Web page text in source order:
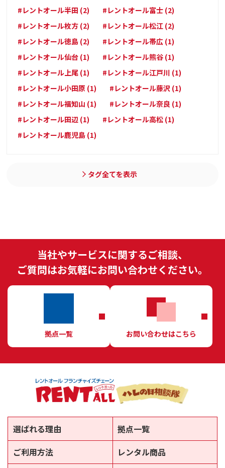
#レントオール半田 (2)
#レントオール富士 (2)
#レントオール枚方 (2)
#レントオール松江 (2)
#レントオール徳島 (2)
#レントオール帯広 (1)
#レントオール仙台 (1)
#レントオール熊谷 (1)
#レントオール上尾 (1)
#レントオール江戸川 (1)
#レントオール小田原 (1)
#レントオール藤沢 (1)
#レントオール福知山 (1)
#レントオール奈良 (1)
#レントオール田辺 (1)
#レントオール高松 (1)
#レントオール鹿児島 (1)
タグ全てを表示
当社やサービスに関するご相談、
ご質問はお気軽にお問い合わせください。
拠点一覧 お問い合わせはこちら
選ばれる理由
拠点一覧
ご利用方法
レンタル商品